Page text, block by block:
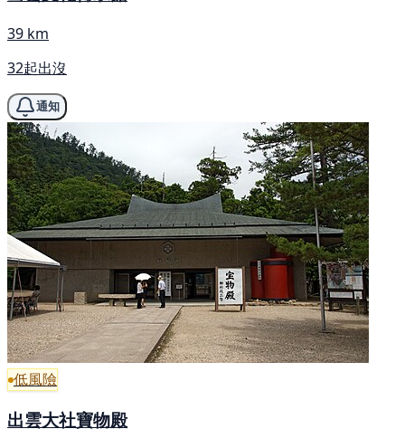
39 km
32起出沒
通知
低風險
出雲大社寶物殿